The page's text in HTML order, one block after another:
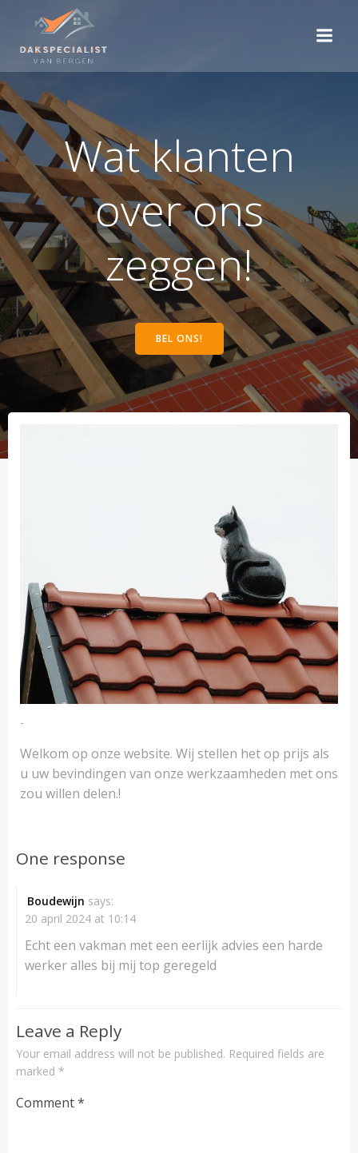
Wat klanten
over ons
zeggen!
BEL ONS!
-
Welkom op onze website. Wij stellen het op prijs als
u uw bevindingen van onze werkzaamheden met ons
zou willen delen.!
One response
Boudewijn says:
20 april 2024 at 10:14
Echt een vakman met een eerlijk advies een harde
werker alles bij mij top geregeld
Leave a Reply
Your email address will not be published. Required fields are
marked *
Comment*